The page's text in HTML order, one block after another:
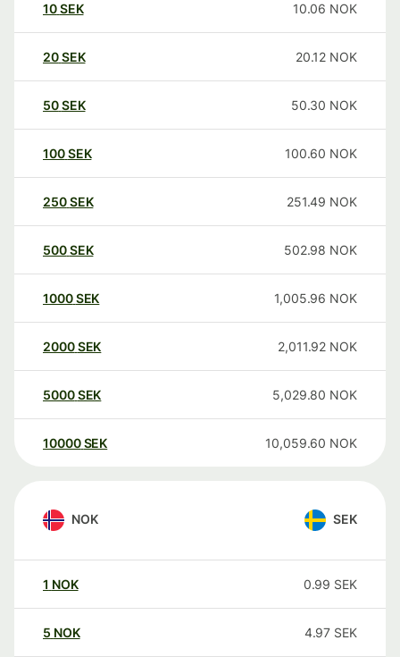
10SEK 10.06 NOK
20SEK 20.12 NOK
50SEK 50.30 NOK
100SEK 100.60 NOK
250SEK 251.49 NOK
500SEK 502.98 NOK
1000SEK 1,005.96 NOK
2000SEK 2,011.92 NOK
5000SEK 5,029.80 NOK
10000 SEK 10,059.60 NOK
NOK SEK
1 NOK 0.99 SEK
5 NOK 4.97 SEK